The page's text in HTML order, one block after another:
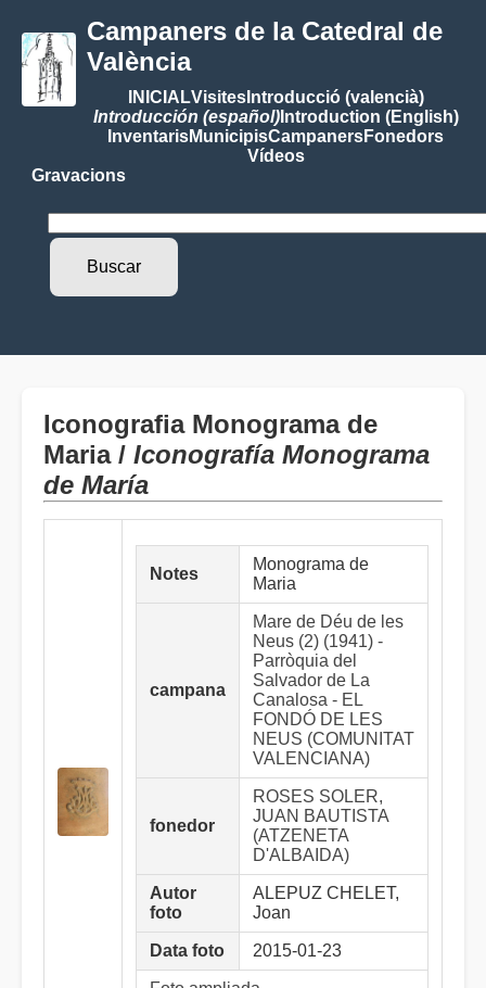
Campaners de la Catedral de
València
INICIALVisitesIntroducció (valencià)
Introducción (español)Introduction (English)
InventarisMunicipisCampanersFonedors
Vídeos
Gravacions
Iconografia Monograma de
Maria / Iconografía Monograma
de María
Notes
Monograma de
Maria
campana
Mare de Déu de les
Neus (2) (1941) -
Parròquia del
Salvador de La
Canalosa - EL
FONDÓ DE LES
NEUS (COMUNITAT
VALENCIANA)
fonedor
ROSES SOLER,
JUAN BAUTISTA
(ATZENETA
D'ALBAIDA)
Autor
foto
ALEPUZ CHELET,
Joan
Data foto 2015-01-23